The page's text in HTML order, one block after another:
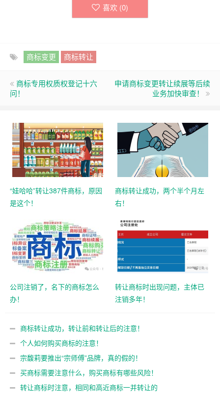
喜欢 (0)
商标变更 商标转让
商标专用权质权登记十六
问！
申请商标变更转让续展等后续
业务加快审查！
“娃哈哈”转让387件商标，原因
是这个！
商标转让成功，两个半个月左
右！
公司注销了，名下的商标怎么
办！
转让商标时出现问题，主体已
注销多年！
商标转让成功，转让前和转让后的注意！
个人如何购买商标的注意！
宗馥莉要推出“宗师傅”品牌，真的假的！
买商标需要注意什么，购买商标有哪些风险！
转让商标时注意，相同和高近商标一并转让的